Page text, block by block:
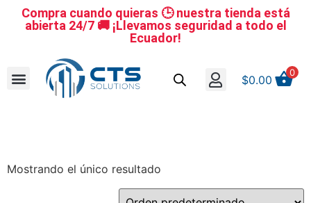
Compra cuando quieras 🕒 nuestra tienda está
abierta 24/7 🚚 ¡Llevamos seguridad a todo el
Ecuador!
$0.00
0
Mostrando el único resultado